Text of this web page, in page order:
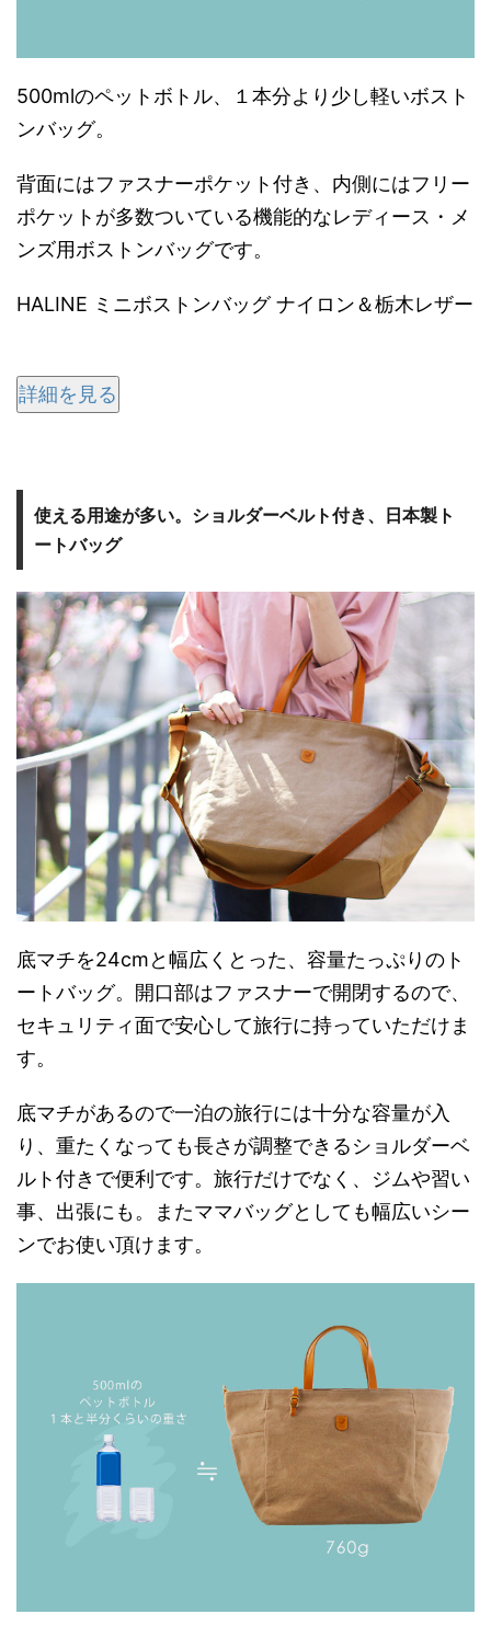
500mlのペットボトル、１本分より少し軽いボスト
ンバッグ。
背面にはファスナーポケット付き、内側にはフリー
ポケットが多数ついている機能的なレディース・メ
ンズ用ボストンバッグです。
HALINE ミニボストンバッグ ナイロン＆栃木レザー
詳細を見る
使える用途が多い。ショルダーベルト付き、日本製ト
ートバッグ
底マチを24cmと幅広くとった、容量たっぷりのト
ートバッグ。開口部はファスナーで開閉するので、
セキュリティ面で安心して旅行に持っていただけま
す。
底マチがあるので一泊の旅行には十分な容量が入
り、重たくなっても長さが調整できるショルダーベ
ルト付きで便利です。旅行だけでなく、ジムや習い
事、出張にも。またママバッグとしても幅広いシー
ンでお使い頂けます。